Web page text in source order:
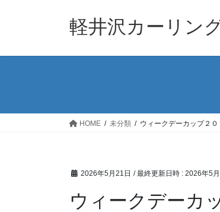
軽井沢カーリン
HOME 未分類 ウィークデーカップ２
2026年5月21日 / 最終更新日時 : 2026年5
ウィークデーカ